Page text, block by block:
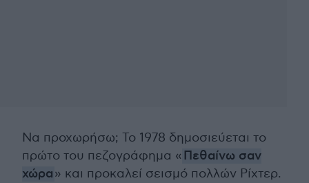
Να προχωρήσω; Το 1978 δημοσιεύεται το
πρώτο του πεζογράφημα « Πεθαίνω σαν
χώρα» και προκαλεί σεισμό πολλών Ρίχτερ.